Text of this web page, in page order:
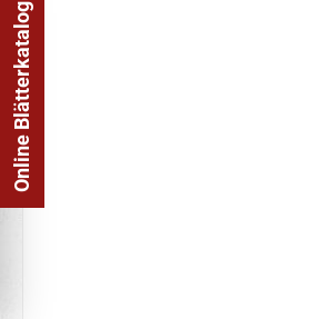
Online Blätterkatalog